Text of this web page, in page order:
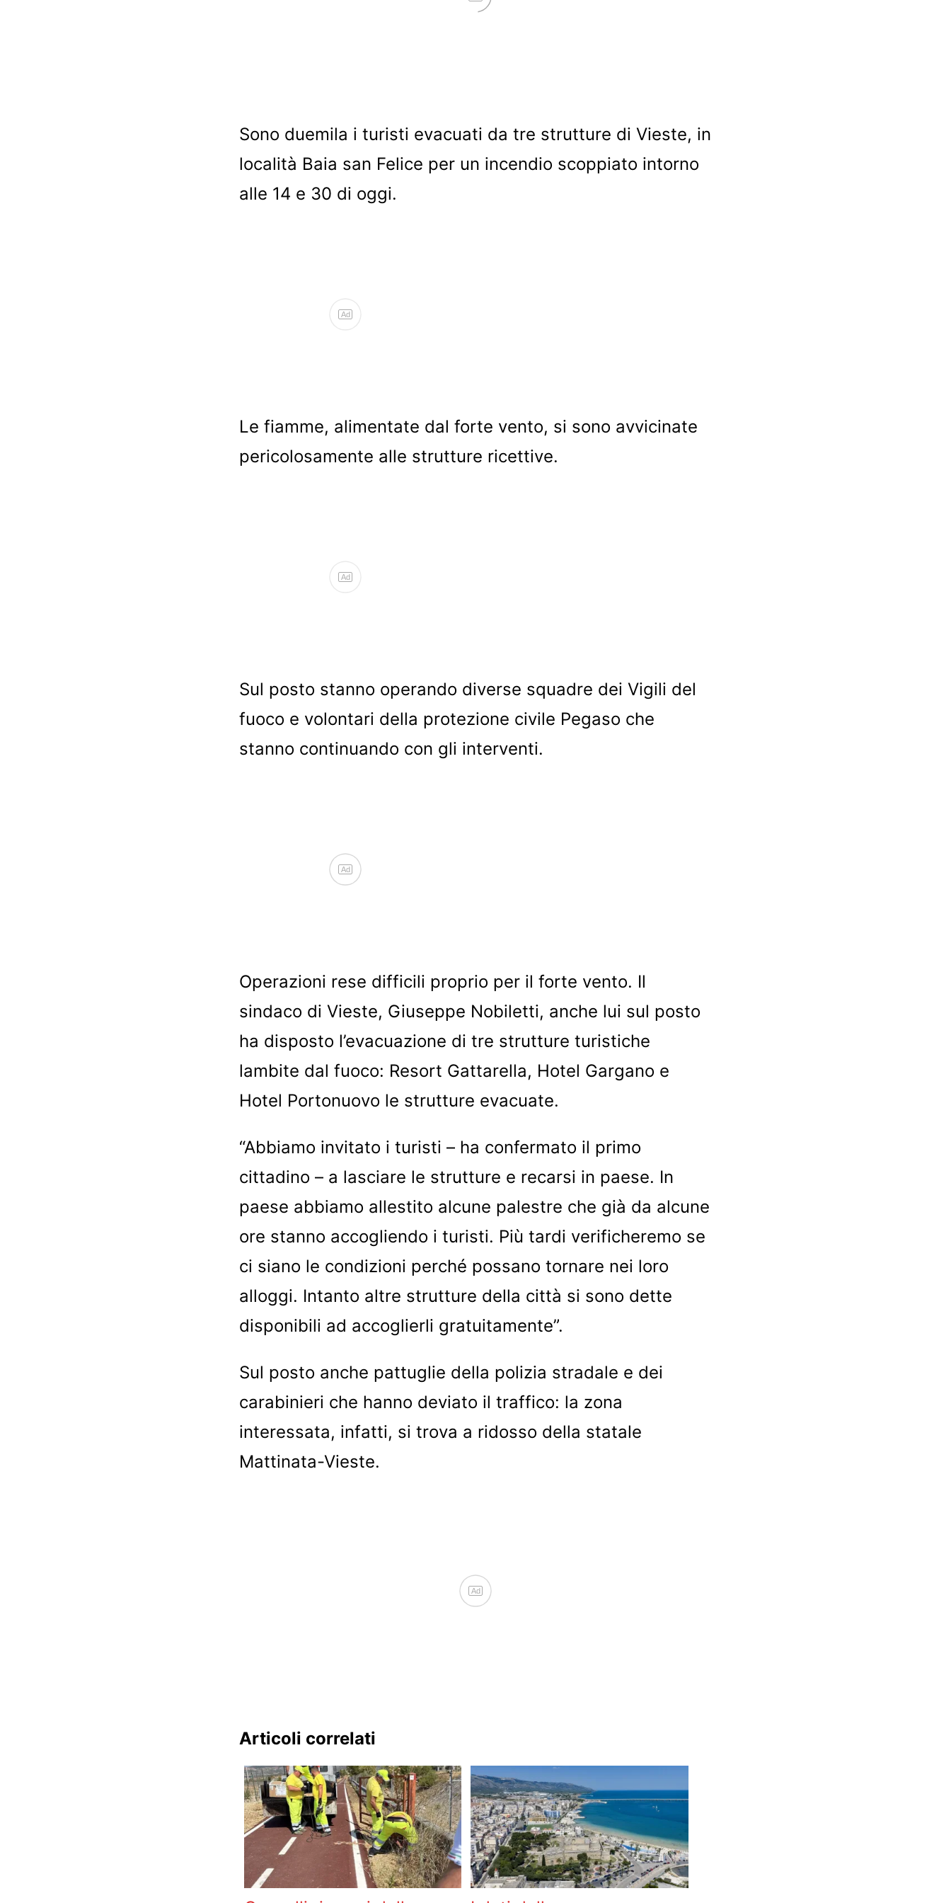
Sono duemila i turisti evacuati da tre strutture di Vieste, in
località Baia san Felice per un incendio scoppiato intorno
alle 14 e 30 di oggi.
Ad
Le fiamme, alimentate dal forte vento, si sono avvicinate
pericolosamente alle strutture ricettive.
Ad
Sul posto stanno operando diverse squadre dei Vigili del
fuoco e volontari della protezione civile Pegaso che
stanno continuando con gli interventi.
Ad
Operazioni rese difficili proprio per il forte vento. Il
sindaco di Vieste, Giuseppe Nobiletti, anche lui sul posto
ha disposto l’evacuazione di tre strutture turistiche
lambite dal fuoco: Resort Gattarella, Hotel Gargano e
Hotel Portonuovo le strutture evacuate.
“Abbiamo invitato i turisti – ha confermato il primo
cittadino – a lasciare le strutture e recarsi in paese. In
paese abbiamo allestito alcune palestre che già da alcune
ore stanno accogliendo i turisti. Più tardi verificheremo se
ci siano le condizioni perché possano tornare nei loro
alloggi. Intanto altre strutture della città si sono dette
disponibili ad accoglierli gratuitamente”.
Sul posto anche pattuglie della polizia stradale e dei
carabinieri che hanno deviato il traffico: la zona
interessata, infatti, si trova a ridosso della statale
Mattinata-Vieste.
Ad
Articoli correlati